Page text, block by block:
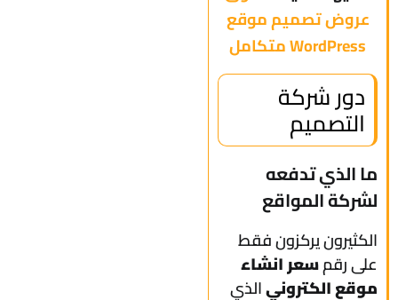
عروض تصميم موقع
WordPress متكامل
دور شركة
التصميم
ما الذي تدفعه
لشركة المواقع
الكثيرون يركزون فقط
على رقمسعر انشاء
موقع الكترونيالذي